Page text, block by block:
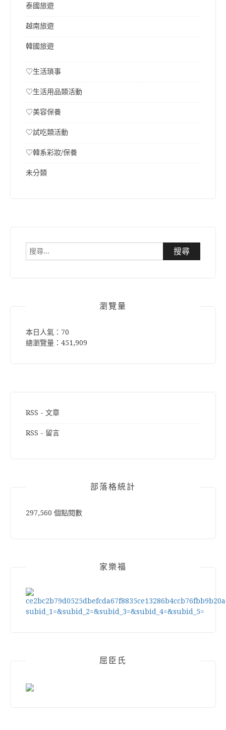
泰國旅遊
越南旅遊
韓國旅遊
♡生活瑣事
♡生活用品類活動
♡美容保養
♡試吃類活動
♡韓系彩妝/保養
未分類
搜
尋
瀏覽量
本日人氣：70
總瀏覽量：451,909
RSS - 文章
RSS - 留言
部落格統計
297,560 個點閱數
家樂福
屈臣氏